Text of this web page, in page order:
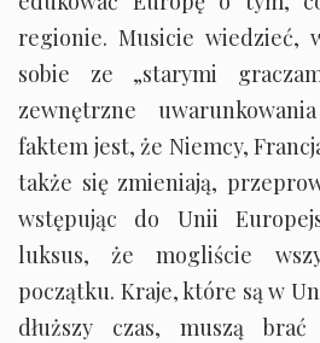
regionie. Musicie wiedzieć,
sobie ze „starymi
zewnętrzne
faktem jest, że Niemcy,
także się zmieniają,
wstępując do Unii
luksus, że mogliście
początku. Kraje, które są w
dłuższy czas, muszą